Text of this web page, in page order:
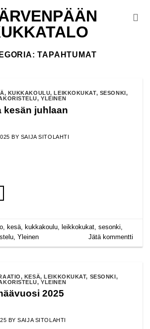
TAPAHTUMAT
, KUKKAKOULU,LEIKKOKUKAT, SESONKI,
,YLEINEN
kesän juhlaan
BY SAIJA SITOLAHTI
kesä kukkakoulu leikkokukat ,sesonki
,Yleinen Jätä kommentti
, KESÄ,LEIKKOKUKAT, SESONKI,
,YLEINEN
2025
BYSAIJA SITOLAHTI